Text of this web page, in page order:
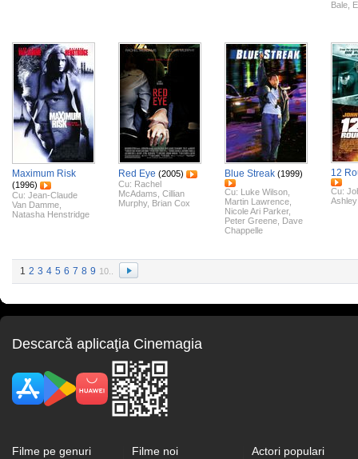
Bale
Maximum Risk
(1996)
Cu: Jean-Claude
Van Damme
Natasha Henstridge
Red Eye (2005)
Cu: Rachel
McAdams Cillian
Murphy, Brian Cox
Blue Streak (1999)
Cu: Luke Wilson
Martin Lawrence
Nicole Ari Parker,
Peter Greene Dave
Chappelle
12
Cu:
1 2 3 4 5 6 7 8 9 10..
Descarcă aplicaţia Cinemagia
Filme pe genuri Filme noi Actori populari